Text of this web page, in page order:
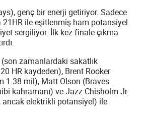
genç bir enerji getiriyor. Sadece
21HR ile eşitlenmiş ham potansiyel
sergiliyor. İlk kez finale çıkma
zamanlardaki sakatlık
HR kaydeden), Brent Rooker
1.38 mil), Matt Olson (Braves
kahramanı) ve Jazz Chisholm Jr.
ancak elektrikli potansiyel) ile